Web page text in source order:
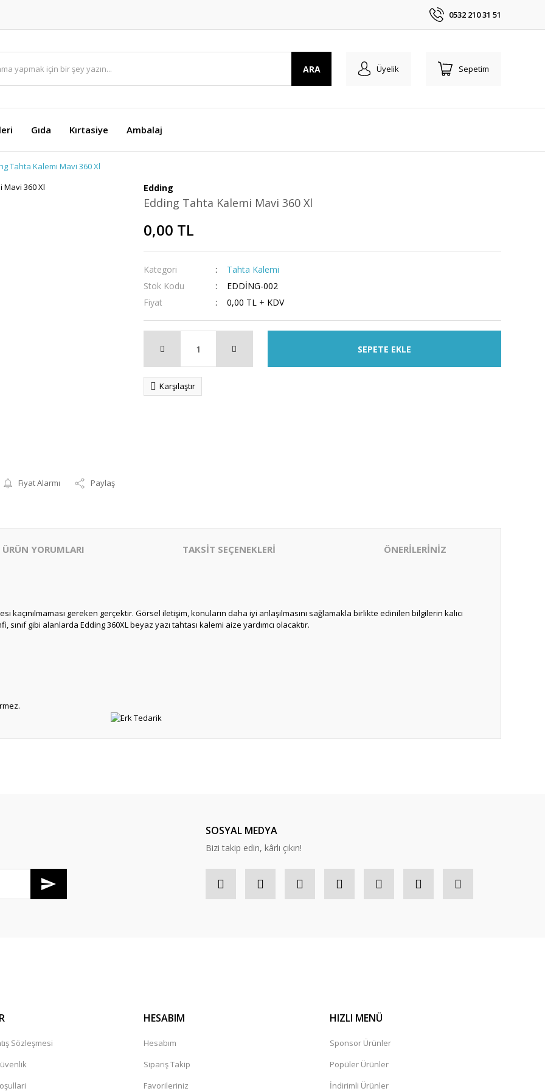
0532 210 31 51
ARA Üyelik Sepetim
Gıda Kırtasiye Ambalaj
Tahta Kalemi Mavi 360 Xl
Fiyat Alarmı Paylaş
Edding
Edding Tahta Kalemi Mavi 360 Xl
0,00 TL
Kategori
Tahta Kalemi
Stok Kodu
EDDİNG-002
Fiyat
0,00 TL + KDV
SEPETE EKLE
Karşılaştır
ÜRÜN YORUMLARI TAKSİT SEÇENEKLERİ ÖNERİLERİNİZ
kaçınılmaması gereken gerçektir. Görsel iletişim, konuların daha iyi anlaşılmasını sağlamakla birlikte edinilen bilgilerin kalıcı
gibi alanlarda Edding 360XL beyaz yazı tahtası kalemi aize yardımcı olacaktır.
SOSYAL MEDYA
Bizi takip edin, kârlı çıkın!
Sözleşmesi
HESABIM
Hesabım
Sipariş Takip
Favorileriniz
HIZLI MENÜ
Sponsor Ürünler
Popüler Ürünler
İndirimli Ürünler